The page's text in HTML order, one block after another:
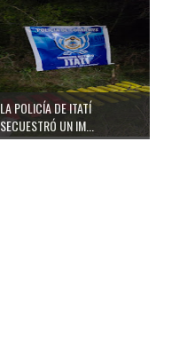
LA POLICÍA DE ITATÍ
SECUESTRÓ UN IM...